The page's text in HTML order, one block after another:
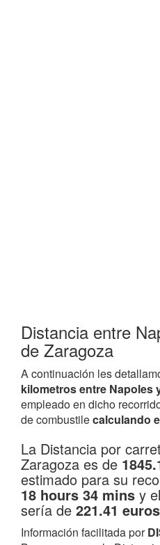
Distancia entre
de Zaragoza
A continuación les
kilometros entre Napoles
empleado en dicho
de combustilecalculando
La Distancia por
Zaragoza es de
estimado para su
18 hours 34 mins y
sería de 221.41 euros
Información facilitada por